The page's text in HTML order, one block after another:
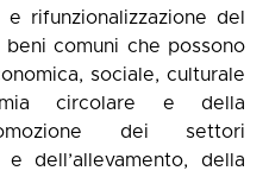
rifunzionalizzazione del
comuni che possono
sociale, culturale
circolare e della
dei settori
dell’allevamento, della